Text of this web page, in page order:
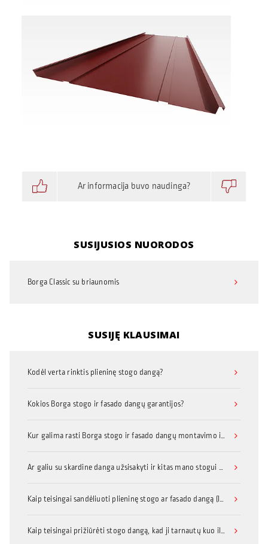
Ar informacija buvo naudinga?
SUSIJUSIOS NUORODOS
Borga Classic su briaunomis
SUSIJĘ KLAUSIMAI
Kodėl verta rinktis plieninę stogo dangą?
Kokios Borga stogo ir fasado dangų garantijos?
Kur galima rasti Borga stogo ir fasado dangų montavimo instrukcijas?
Ar galiu su skardine danga užsisakyti ir kitas mano stogui ar fasadui reikalingas medžiagas, priedus, ar turėčiau dėl to kreiptis kitur?
Kaip teisingai sandėliuoti plieninę stogo ar fasado dangą (lakštinį metalą su organine danga)?
Kaip teisingai prižiūrėti stogo dangą, kad ji tarnautų kuo ilgiau?